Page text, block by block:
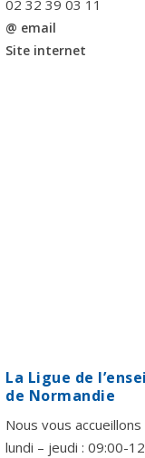
02 32 39 03 11
@ email
Site internet
La Ligue de
de Normandie
Nous vous
lundi – jeudi : 09:00-